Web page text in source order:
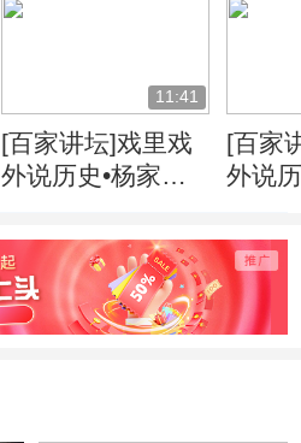
11:41
[百家讲坛]戏里戏
外说历史•杨家将
[百家
外说